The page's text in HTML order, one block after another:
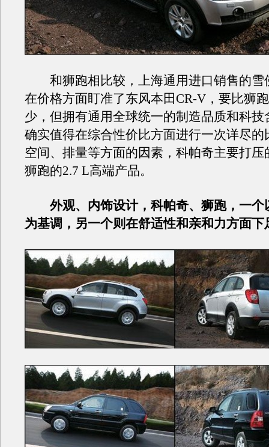
和狮跑相比较，上海通用进口销售的雪
在价格方面盯准了东风本田CR-V，要比狮
少，但拥有通用全球统一的制造品质和科技
确实值得在综合性价比方面进行一次详尽的
空间、排量等方面的因素，科帕奇主要打压
狮跑的2.7 L高端产品。
外观、内饰设计，科帕奇、狮跑，一个
为基调，另一个则在舒适性和亲和力方面下